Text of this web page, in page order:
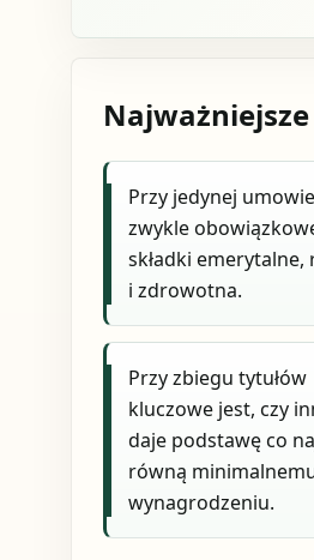
Przy jedynej
zwykle
składki
i zdrowotna.
Przy zbiegu tytułów
kluczowe jest, czy
daje podstawę co
równą
wynagrodzeniu.